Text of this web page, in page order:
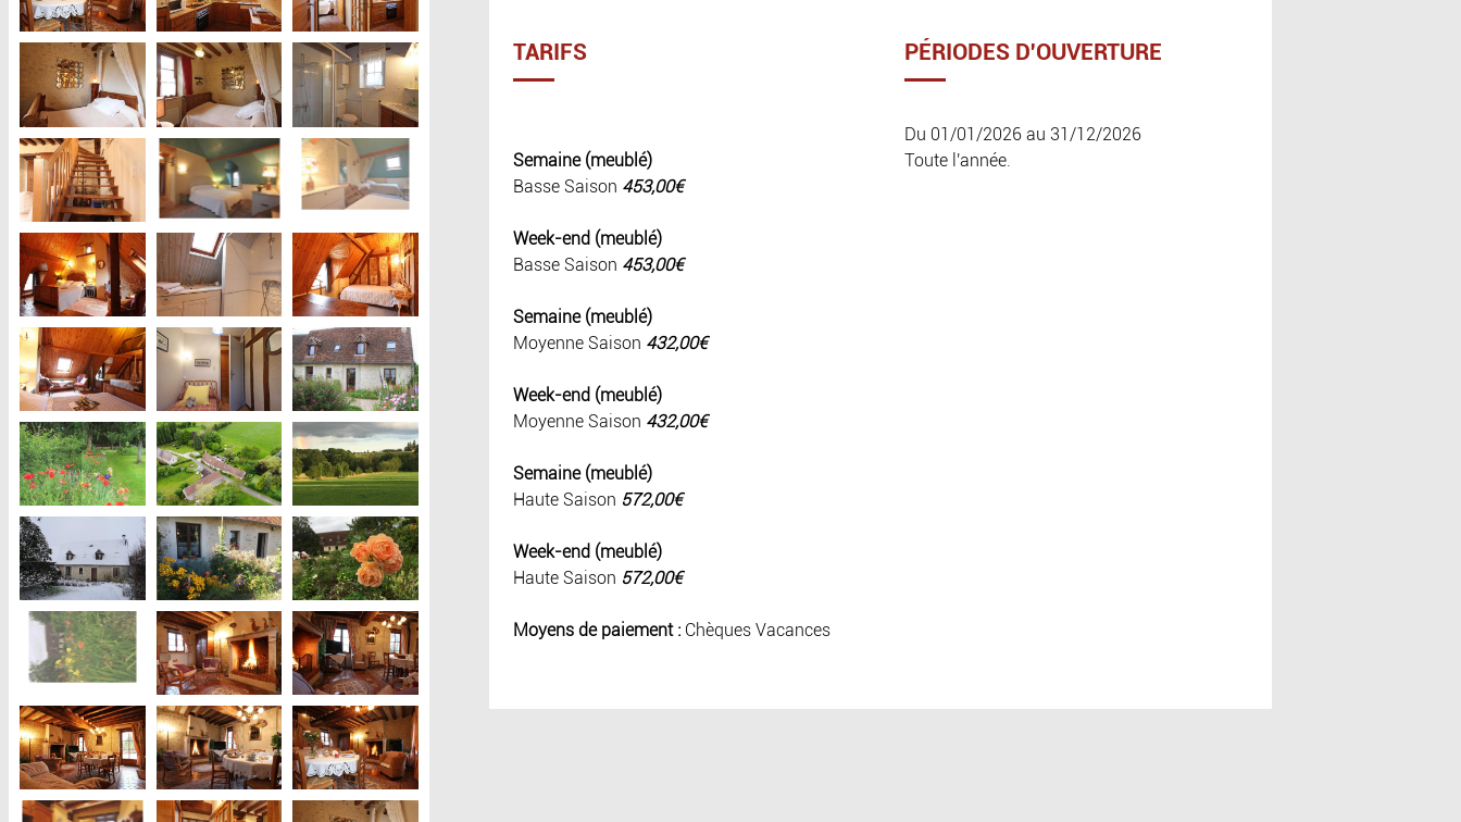
TARIFS
Semaine (meublé)
Basse Saison 453,00€
Week-end (meublé)
Basse Saison 453,00€
Semaine (meublé)
Moyenne Saison 432,00€
Week-end (meublé)
Moyenne Saison 432,00€
Semaine (meublé)
Haute Saison 572,00€
Week-end (meublé)
Haute Saison 572,00€
Moyens de paiement : Chèques Vacances
PÉRIODES D'OUVERTURE
Du 01/01/2026 au 31/12/2026
Toute l'année.